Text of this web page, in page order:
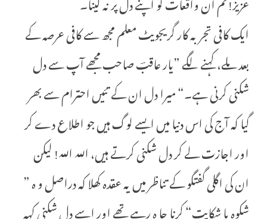
ایک کافی تجربہ کار گریجویٹ معلم مجھ سے کافی عرصہ کے
بعد ملے، کہنے لگے ”یار عاقبؔ صاحب مجھے آپ سے دل
شکنی کرنی ہے۔“ میرا دل ان کے تئیں احترام سے بھر
گیا کہ آج کی اس دنیا میں ایسے لوگ ہیں جو اطلاع دے کر
اور اجازت لے کر دل شکنی کرتے ہیں، اللہ اللہ! لیکن
ان کی اگلی گفتگو کے تناظر میں یہ عقدہ کھلا کہ دراصل و ہ ”
شکوہ یا شکایت“ کرنا چا ہ رہے تھے اور اسے دل شکنی کہہ